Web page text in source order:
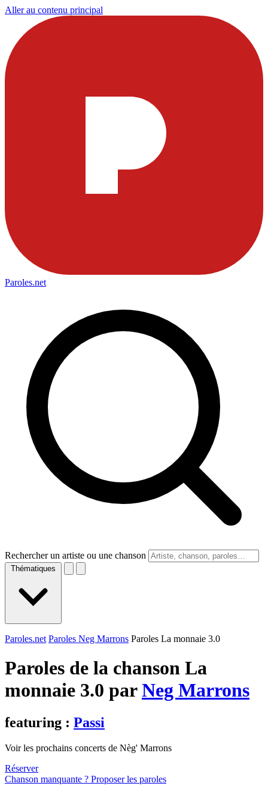
Aller au contenu principal
Paroles.net
Rechercher un artiste ou une chanson
Thématiques
Paroles.net Paroles Neg Marrons Paroles La monnaie 3.0
Paroles de la chanson La
monnaie 3.0 parNeg Marrons
featuring : Passi
Voir les prochains concerts de Nèg' Marrons
Réserver
Chanson manquante ? Proposer les paroles